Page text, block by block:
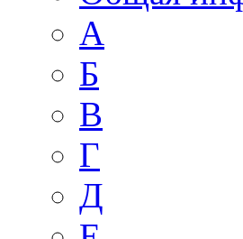
А
Б
В
Г
Д